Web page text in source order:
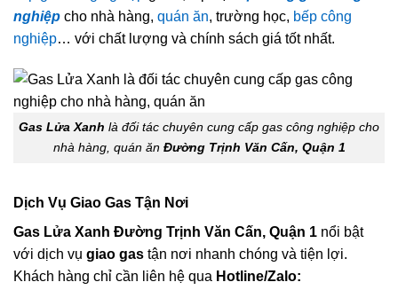
nghiệp cho nhà hàng, quán ăn, trường học, bếp công
nghiệp… với chất lượng và chính sách giá tốt nhất.
Gas Lửa Xanh là đối tác chuyên cung cấp gas công nghiệp cho
nhà hàng, quán ăn Đường Trịnh Văn Cấn, Quận 1
Dịch Vụ Giao Gas Tận Nơi
Gas Lửa Xanh Đường Trịnh Văn Cấn, Quận 1 nổi bật
với dịch vụ giao gas tận nơi nhanh chóng và tiện lợi.
Khách hàng chỉ cần liên hệ qua Hotline/Zalo: